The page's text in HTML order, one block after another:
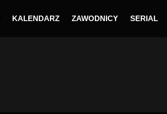
KALENDARZ ZAWODNICY SERIAL